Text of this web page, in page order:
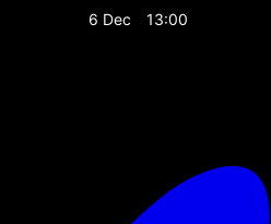
6 Dec
13:00